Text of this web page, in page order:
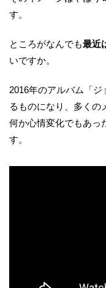
す。
ところがなんでも最近
いですか。
2016年のアルバム「ジ
るものになり、多くの
何か心情変化でもあっ
す。